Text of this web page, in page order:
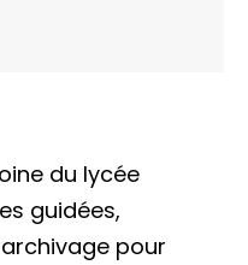
du lycée
guidées,
pour